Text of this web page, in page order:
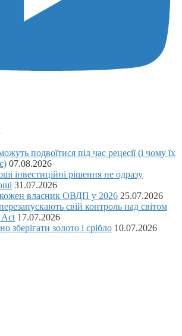
подвоїтися під час рецесії (і чому їх
07.08.2026
інвестиційні рішення не одразу
31.07.2026
власник ОВДП у 2026 25.07.2026
свій контроль над світом
Act 17.07.2026
зберігати золото і срібло 10.07.2026